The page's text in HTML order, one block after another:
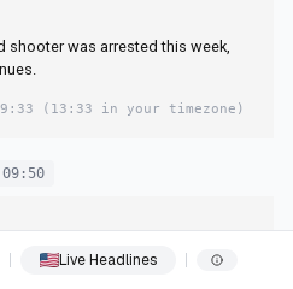
shooter was arrested this week,
(13:33 in your timezone)
09:50
Live Headlines